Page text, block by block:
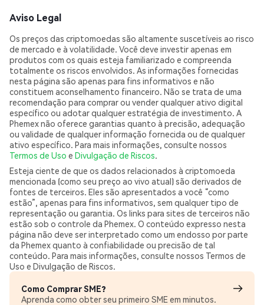
Aviso Legal
Os preços das criptomoedas são altamente suscetíveis ao risco
de mercado e à volatilidade. Você deve investir apenas em
produtos com os quais esteja familiarizado e compreenda
totalmente os riscos envolvidos. As informações fornecidas
nesta página são apenas para fins informativos e não
constituem aconselhamento financeiro. Não se trata de uma
recomendação para comprar ou vender qualquer ativo digital
específico ou adotar qualquer estratégia de investimento. A
Phemex não oferece garantias quanto à precisão, adequação
ou validade de qualquer informação fornecida ou de qualquer
ativo específico. Para mais informações, consulte nossos
Termos de Uso e Divulgação de Riscos.
Esteja ciente de que os dados relacionados à criptomoeda
mencionada (como seu preço ao vivo atual) são derivados de
fontes de terceiros. Eles são apresentados a você “como
estão”, apenas para fins informativos, sem qualquer tipo de
representação ou garantia. Os links para sites de terceiros não
estão sob o controle da Phemex. O conteúdo expresso nesta
página não deve ser interpretado como um endosso por parte
da Phemex quanto à confiabilidade ou precisão de tal
conteúdo. Para mais informações, consulte nossos Termos de
Uso e Divulgação de Riscos.
Como Comprar SME?
Aprenda como obter seu primeiro SME em minutos.